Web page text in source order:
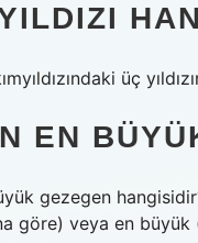
üç
EN
gezegen
göre) veya en